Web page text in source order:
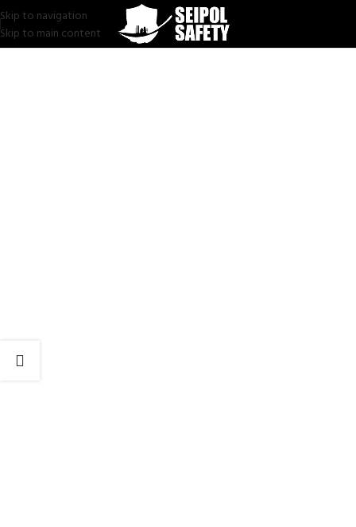
Skip to navigation
Skip to main content